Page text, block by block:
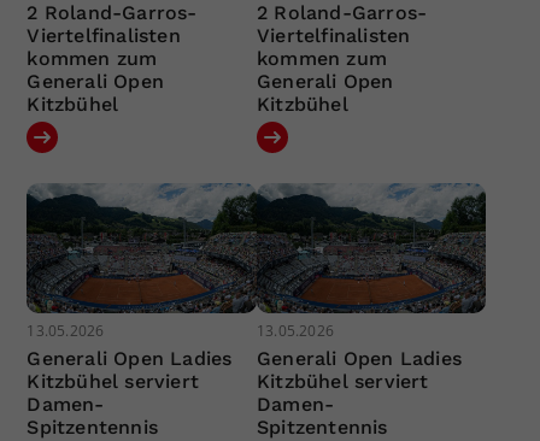
2 Roland-Garros-
Viertelfinalisten
kommen zum
Generali Open
Kitzbühel
2 Roland-Garros-
Viertelfinalisten
kommen zum
Generali Open
Kitzbühel
13.05.2026
Generali Open Ladies
Kitzbühel serviert
Damen-
Spitzentennis
13.05.2026
Generali Open Ladies
Kitzbühel serviert
Damen-
Spitzentennis